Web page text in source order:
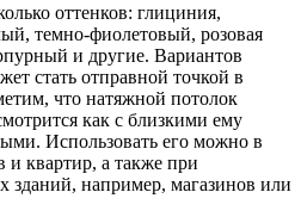
оттенков: глициния,
темно-фиолетовый, розовая
и другие. Вариантов
стать отправной точкой в
что натяжной потолок
как с близкими ему
Использовать его можно в
квартир, а также при
зданий, например, магазинов или